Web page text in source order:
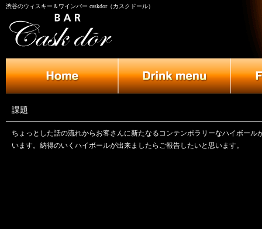
渋谷のウィスキー＆ワインバー caskdor（カスクドール）
課題
ちょっとした話の流れからお客さんに新たなるコンテンポラリーなハイボール
います。納得のいくハイボールが出来ましたらご報告したいと思います。